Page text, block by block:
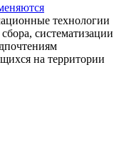
технологии
систематизации
на территории